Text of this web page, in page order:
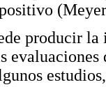
producir